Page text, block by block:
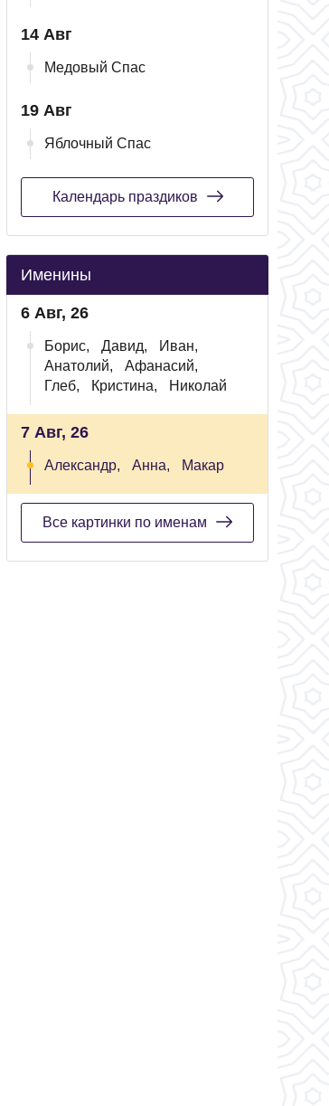
14 Авг
Медовый Спас
19 Авг
Яблочный Спас
Календарь праздиков
Именины
6 Авг, 26
Борис, Давид,
Иван,
Анатолий,
Афанасий,
Глеб,
Кристина, Николай
7 Авг, 26
Александр, Анна, Макар
Все картинки по именам